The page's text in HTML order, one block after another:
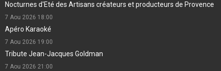
Nocturnes d'Eté des Artisans créateurs et producteurs de Provence
7 Aou 2026 18:00
Apéro Karaoké
7 Aou 2026 19:00
Tribute Jean-Jacques Goldman
7 Aou 2026 21:00